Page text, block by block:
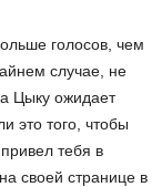
голосов, чем
случае, не
Цыку ожидает
это того, чтобы
тебя в
своей странице в